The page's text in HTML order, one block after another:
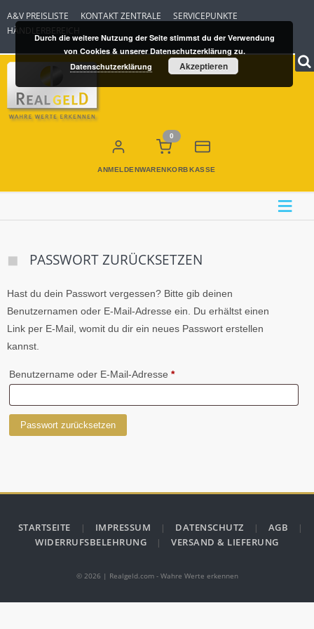
A&V PREISLISTE KONTAKT ZENTRALE
SERVICEPUNKTE
HÄNDLERBEREICH
ANMELDEN
0
WARENKORBKASSE
≡
PASSWORT ZURÜCKSETZEN
Hast du dein Passwort vergessen? Bitte gib deinen
Benutzernamen oder E-Mail-Adresse ein. Du erhältst einen
Link per E-Mail, womit du dir ein neues Passwort erstellen
kannst.
Benutzername oder E-Mail-Adresse *
Passwort zurücksetzen
STARTSEITE IMPRESSUM DATENSCHUTZ
AGB
WIDERRUFSBELEHRUNG
VERSAND & LIEFERUNG
© 2026 | Realgeld.com - Wahre Werte erkennen
Durch die weitere Nutzung der Seite stimmst du der Verwendung
von Cookies & unserer Datenschutzerklärung zu.
Datenschutzerklärung
Akzeptieren